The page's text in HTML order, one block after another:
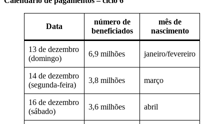
Data
número de
beneficiados
mês de
nascimento
13 de dezembro
(domingo)
6,9 milhões janeiro/fevereiro
14 de dezembro
(segunda-feira)
3,8 milhões março
16 de dezembro
(sábado)
3,6 milhões abril